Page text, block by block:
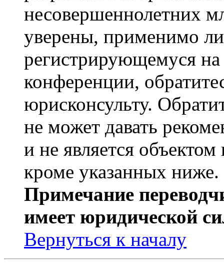
несовершеннолетних
уверены, применимо
регистрирующемуся
конференции,
юрисконсульту.
не может давать
и не является
кроме указанных ниже.
Примечание
имеет юридической
Вернуться к началу